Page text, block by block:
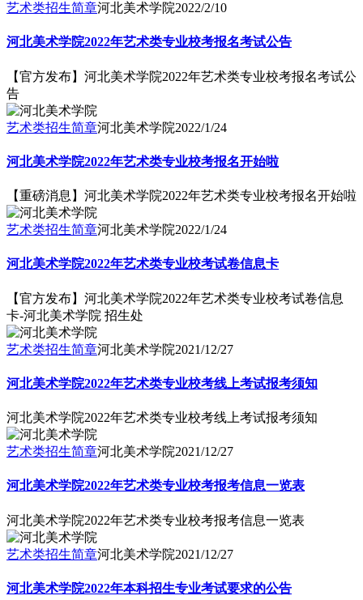
艺术类招生简章河北美术学院2022/2/10
河北美术学院2022年艺术类专业校考报名考试公告
【官方发布】河北美术学院2022年艺术类专业校考报名考试公
告
艺术类招生简章河北美术学院2022/1/24
河北美术学院2022年艺术类专业校考报名开始啦
【重磅消息】河北美术学院2022年艺术类专业校考报名开始啦
艺术类招生简章河北美术学院2022/1/24
河北美术学院2022年艺术类专业校考试卷信息卡
【官方发布】河北美术学院2022年艺术类专业校考试卷信息
卡-河北美术学院 招生处
艺术类招生简章河北美术学院2021/12/27
河北美术学院2022年艺术类专业校考线上考试报考须知
河北美术学院2022年艺术类专业校考线上考试报考须知
艺术类招生简章河北美术学院2021/12/27
河北美术学院2022年艺术类专业校考报考信息一览表
河北美术学院2022年艺术类专业校考报考信息一览表
艺术类招生简章河北美术学院2021/12/27
河北美术学院2022年本科招生专业考试要求的公告